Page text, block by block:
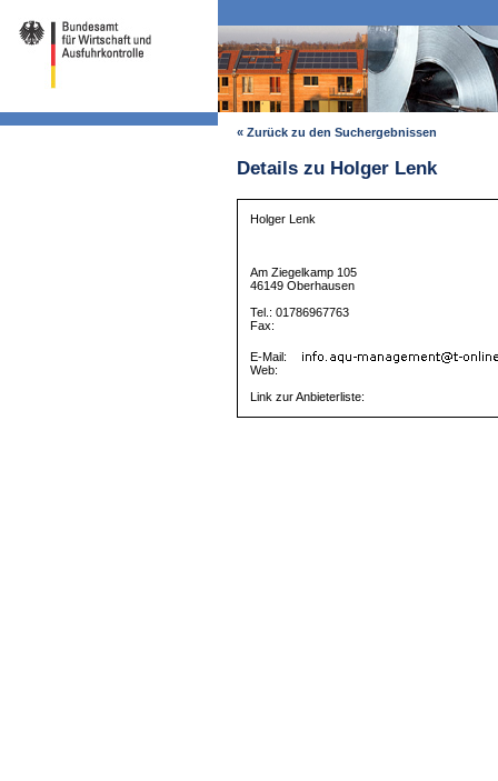
« Zurück zu den Suchergebnissen
Details zu Holger Lenk
Holger Lenk
Am Ziegelkamp 105
46149 Oberhausen
Tel.: 01786967763
Fax:
E-Mail:
Web:
Link zur Anbieterliste: